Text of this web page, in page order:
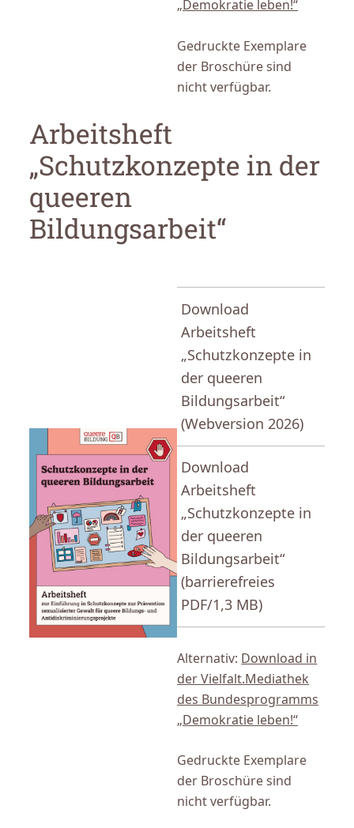
„Demokratie leben!“
Gedruckte Exemplare
der Broschüre sind
nicht verfügbar.
Arbeitsheft
„Schutzkonzepte in der
queeren
Bildungsarbeit“
Download
Arbeitsheft
„Schutzkonzepte in
der queeren
Bildungsarbeit“
(Webversion 2026)
Download
Arbeitsheft
„Schutzkonzepte in
der queeren
Bildungsarbeit“
(barrierefreies
PDF/1,3 MB)
Alternativ: Download in
der Vielfalt.Mediathek
des Bundesprogramms
„Demokratie leben!“
Gedruckte Exemplare
der Broschüre sind
nicht verfügbar.